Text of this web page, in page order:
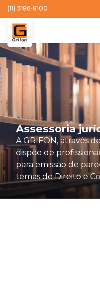
(11) 3186-8100
Assessoria
A GRIFON, através
dispõe de
para emissão de
temas de Direito e